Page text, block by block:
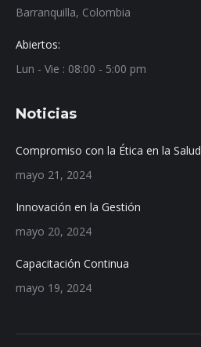
Barranquilla, Colombia
Abiertos:
Lun - Vie : 08:00 - 5:00 pm
Noticias
Compromiso con la Ética en la Salud
mayo 21, 2024
Innovación en la Gestión
mayo 20, 2024
Capacitación Continua
mayo 19, 2024